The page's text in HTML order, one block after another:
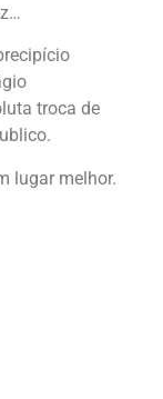
troca de
lugar melhor.